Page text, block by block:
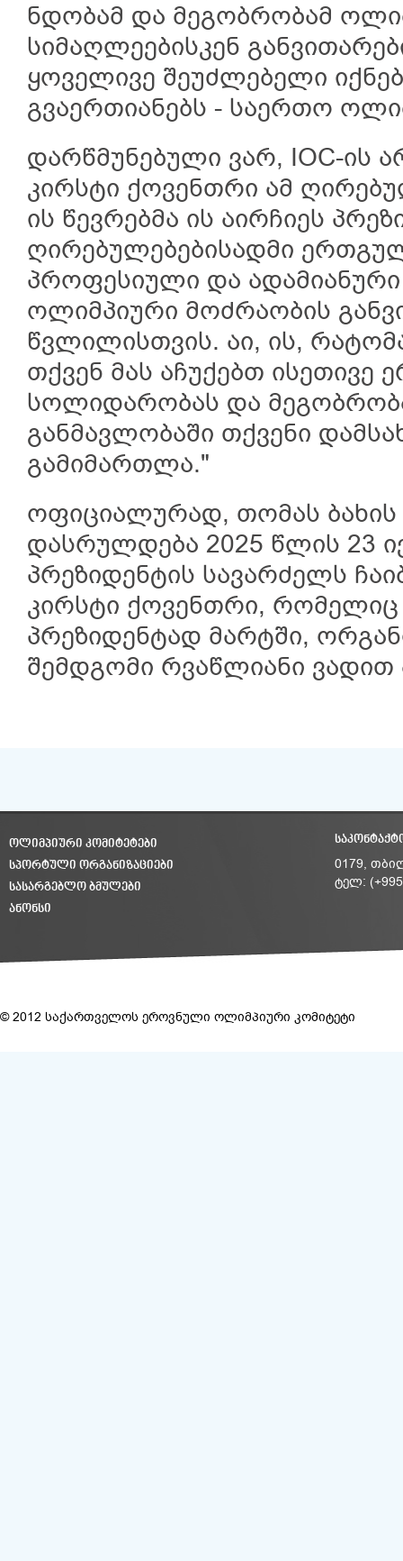
ნდობამ და მეგობრობამ
სიმაღლეებისკენ
ყოველივე შეუძლებელი
გვაერთიანებს - საერთო
დარწმუნებული ვარ, IOC-ის
კირსტი ქოვენთრი ამ
ის წევრებმა ის აირჩიეს
ღირებულებებისადმი
პროფესიული და ადამიანური
ოლიმპიური მოძრაობის
წვლილისთვის. აი, ის,
თქვენ მას აჩუქებთ ისეთივე
სოლიდარობას და
განმავლობაში თქვენი
გამიმართლა."
ოფიციალურად, თომას
დასრულდება 2025 წლის 23
პრეზიდენტის სავარძელს
კირსტი ქოვენთრი, რომელიც
პრეზიდენტად მარტში,
შემდგომი რვაწლიანი ვადით
ᲝᲚᲘᲛᲞᲘᲣᲠᲘ ᲙᲝᲛᲘᲢᲔᲢᲔᲑᲘ
ᲡᲞᲝᲠᲢᲣᲚᲘ ᲝᲠᲒᲐᲜᲘᲖᲐᲪᲘᲔᲑᲘ
ᲡᲐᲡᲐᲠᲒᲔᲑᲚᲝ ᲑᲛᲣᲚᲔᲑᲘ
ᲐᲜᲝᲜᲡᲘ
0179,
ტელ: (+995
© 2012 საქართველოს ეროვნული ოლიმპიური კომიტეტი